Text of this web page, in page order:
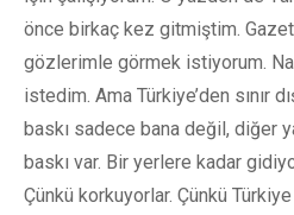
önce birkaç kez gitmiştim.
gözlerimle görmek istiyorum.
istedim. Ama Türkiye’den sınır
baskı sadece bana değil, diğer
baskı var. Bir yerlere kadar
Çünkü korkuyorlar. Çünkü Türkiye